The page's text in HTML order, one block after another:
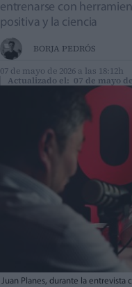
entrenarse con
positiva y la ciencia
BORJA PEDRÓS
07 de mayo de 2026 a las 18:12h
Actualizado el: 07 de mayo
Juan Planes, durante la entrevista